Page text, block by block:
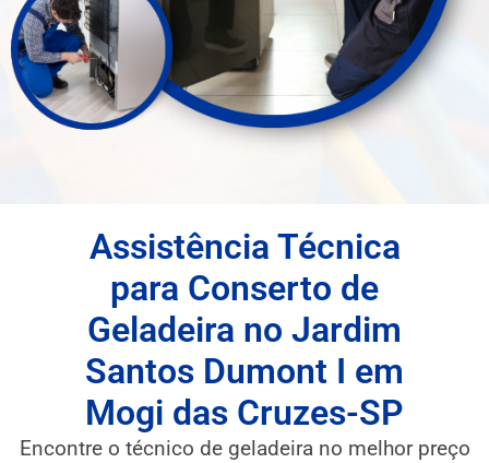
Assistência Técnica
para Conserto de
Geladeira no Jardim
Santos Dumont I em
Mogi das Cruzes-SP
Encontre o técnico de geladeira no melhor preço